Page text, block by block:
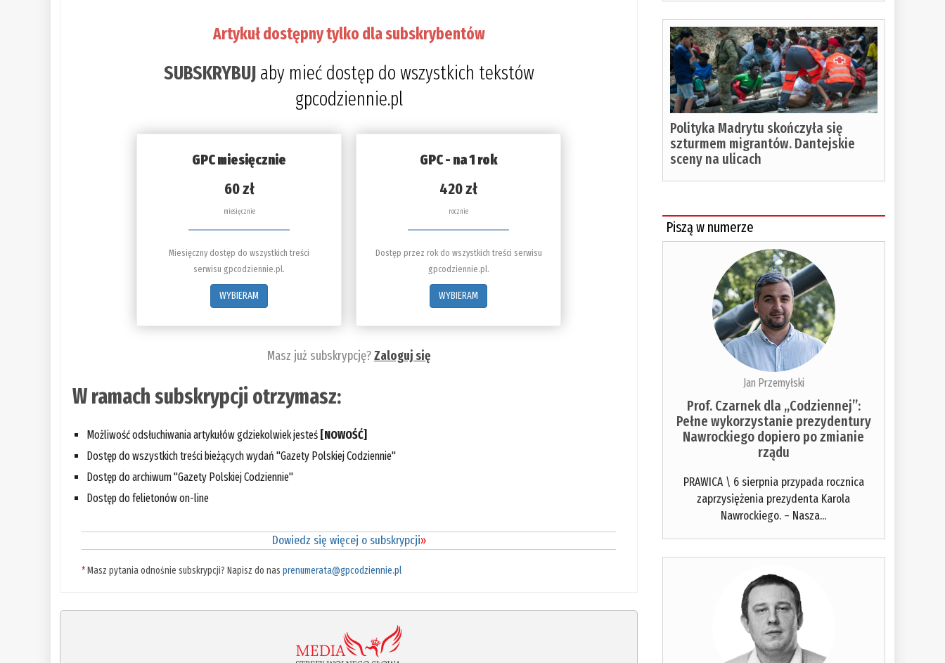
Artykuł dostępny tylko dla subskrybentów
SUBSKRYBUJaby mieć dostęp do wszystkich tekstów
gpcodziennie.pl
GPC miesięcznie
60 zł
miesięcznie
Miesięczny dostęp do wszystkich treści
serwisu gpcodziennie.pl.
WYBIERAM
GPC - na 1 rok
420 zł
rocznie
Dostęp przez rok do wszystkich treści serwisu
gpcodziennie.pl.
WYBIERAM
Masz już subskrypcję?Zaloguj się
W ramach subskrypcji otrzymasz:
Możliwość odsłuchiwania artykułów gdziekolwiek jesteś [NOWOŚĆ]
Dostęp do wszystkich treści bieżących wydań "Gazety Polskiej Codziennie"
Dostęp do archiwum "Gazety Polskiej Codziennie"
Dostęp do felietonów on-line
Dowiedz się więcej o subskrypcji»
*Masz pytania odnośnie subskrypcji? Napisz do nasprenumerata@gpcodziennie.pl
Polityka Madrytu skończyła się
szturmem migrantów. Dantejskie
sceny na ulicach
Piszą w numerze
Jan Przemyłski
Prof. Czarnek dla „Codziennej”:
Pełne wykorzystanie prezydentury
Nawrockiego dopiero po zmianie
rządu
PRAWICA \ 6 sierpnia przypada rocznica
zaprzysiężenia prezydenta Karola
Nawrockiego. – Nasza...